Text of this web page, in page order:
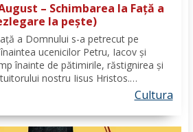
– Schimbarea la Față a
la peşte)
a Domnului s-a petrecut pe
ucenicilor Petru, Iacov și
înainte de pătimirile, răstignirea și
nostru Iisus Hristos.
Hristos-Domnul S-a depărtat
suindu-Se pe un loc mai...
Cultura